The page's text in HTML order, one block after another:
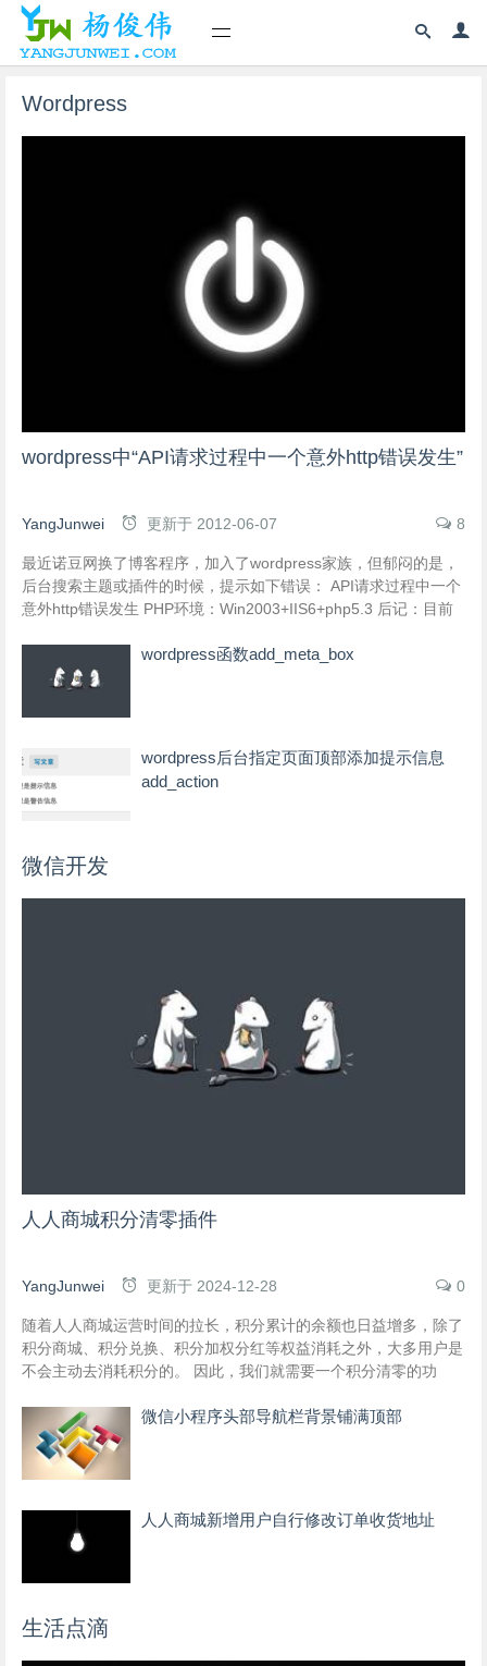
Wordpress
wordpress中“API请求过程中一个意外http错误发生”
YangJunwei 更新于 2012-06-07 8
最近诺豆网换了博客程序，加入了wordpress家族，但郁闷的是，
后台搜索主题或插件的时候，提示如下错误： API请求过程中一个
意外http错误发生 PHP环境：Win2003+IIS6+php5.3 后记：目前
wordpress函数add_meta_box
wordpress后台指定页面顶部添加提示信息
add_action
微信开发
人人商城积分清零插件
YangJunwei 更新于 2024-12-28 0
随着人人商城运营时间的拉长，积分累计的余额也日益增多，除了
积分商城、积分兑换、积分加权分红等权益消耗之外，大多用户是
不会主动去消耗积分的。 因此，我们就需要一个积分清零的功
微信小程序头部导航栏背景铺满顶部
人人商城新增用户自行修改订单收货地址
生活点滴